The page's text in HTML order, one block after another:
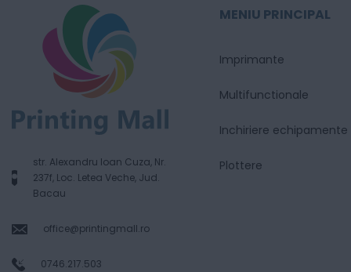
str. Alexandru Ioan Cuza, Nr.
237f, Loc. Letea Veche, Jud.
Bacau
office@printingmall.ro
0746.217.503
MENIU PRINCIPAL
Imprimante
Multifunctionale
Inchiriere echipamente
Plottere